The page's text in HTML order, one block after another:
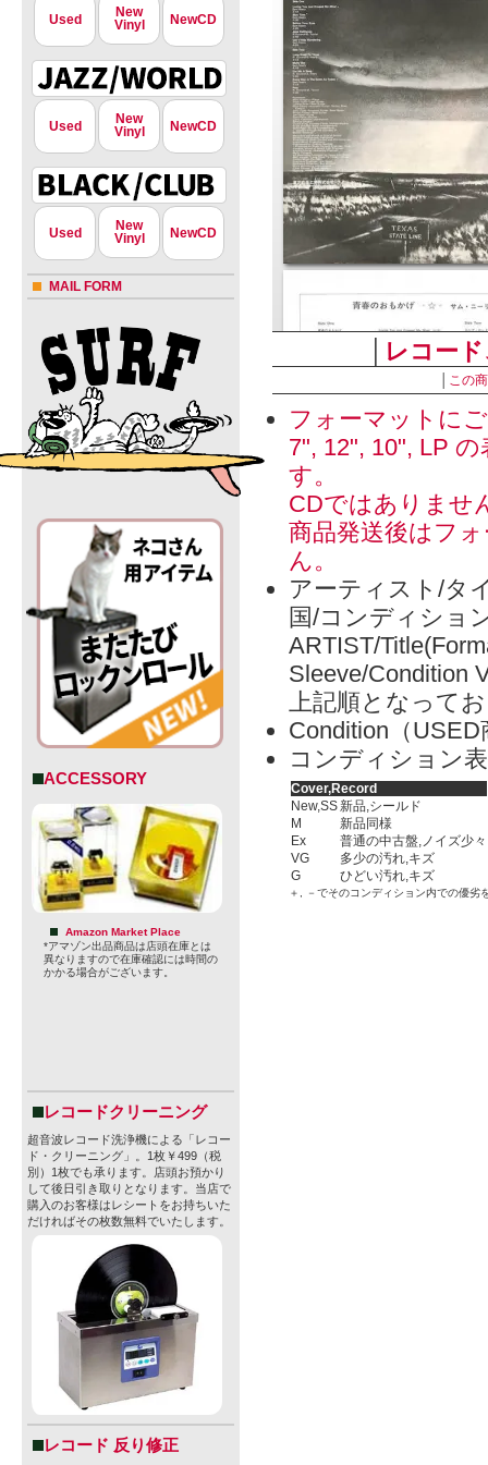
Used
New
Vinyl
NewCD
Used
New
Vinyl
NewCD
Used
New
Vinyl
NewCD
MAIL FORM
ACCESSORY
Amazon Market Place
*アマゾン出品商品は店頭在庫とは
異なりますので在庫確認には時間の
かかる場合がございます。
レコードクリーニング
超音波レコード洗浄機による「レコー
ド・クリーニング」。1枚￥499（税
別）1枚でも承ります。店頭お預かり
して後日引き取りとなります。当店で
購入のお客様はレシートをお持ちいた
だければその枚数無料でいたします。
レコード 反り修正
レコー
この
フォーマットに
7", 12", 10", LP
す。
CDではありませ
商品発送後はフ
ん。
アーティスト/タ
国/コンディショ
ARTIST/
Sleeve/Condition
上記順となって
Condition（
コンディション
Cover,Record
New,SS新品,シールド
M
新品同様
Ex
普通の中古盤,ノイズ少々
VG
多少の汚れ,キズ
G
ひどい汚れ,キズ
＋, －でそのコンディション内での優劣